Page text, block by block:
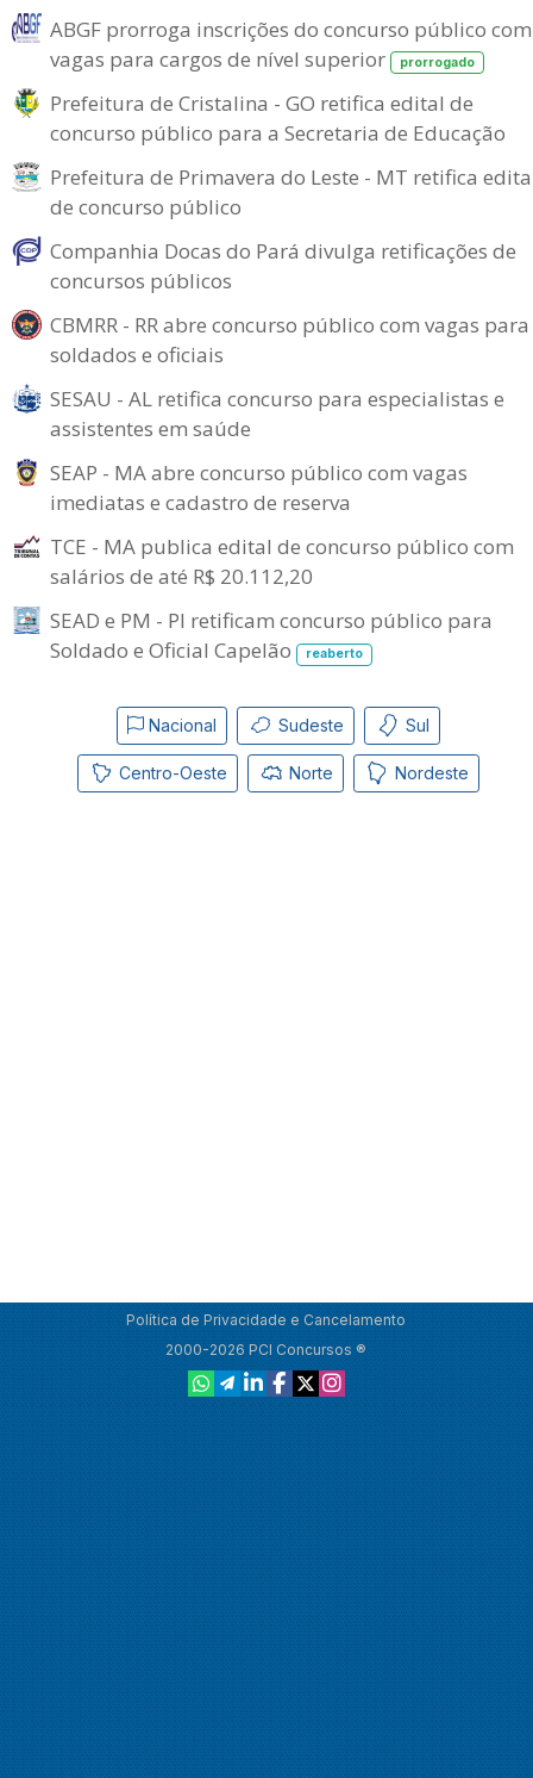
ABGF prorroga inscrições do concurso público com
vagas para cargos de nível superior
prorrogado
Prefeitura de Cristalina - GO retifica edital de
concurso público para a Secretaria de Educação
Prefeitura de Primavera do Leste - MT retifica
de concurso público
Companhia Docas do Pará divulga retificações de
concursos públicos
CBMRR - RR abre concurso público com vagas para
soldados e oficiais
SESAU - AL retifica concurso para especialistas e
assistentes em saúde
SEAP - MA abre concurso público com vagas
imediatas e cadastro de reserva
TCE - MA publica edital de concurso público com
salários de até R$ 20.112,20
SEAD e PM - PI retificam concurso público para
Soldado e Oficial Capelão
reaberto
Nacional Sudeste Sul
Centro-Oeste Norte Nordeste
Política de Privacidade e Cancelamento
2000-2026 PCI Concursos ®